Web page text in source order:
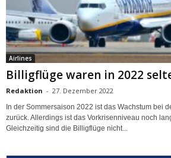
Airlines
Billigflüge waren in 2022
Redaktion - 27. Dezember 2022
In der Sommersaison 2022 ist das Wachstum bei
zurück. Allerdings ist das Vorkrisenniveau noch
Gleichzeitig sind die Billigflüge nicht...